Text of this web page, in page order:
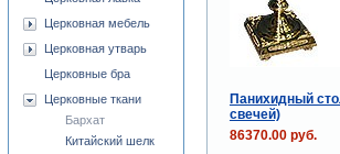
Панихидный
свечей)
86370.00 руб.
Церковная мебель
Церковная утварь
Церковные бра
Церковные ткани
Бархат
Китайский шелк